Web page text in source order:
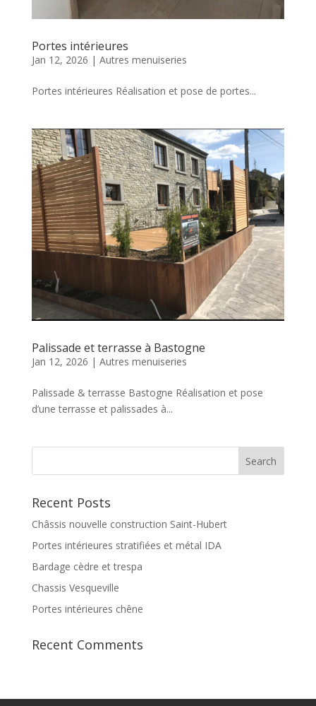
Portes intérieures
Jan 12, 2026 | Autres menuiseries
Portes intérieures Réalisation et pose de portes...
Palissade et terrasse à Bastogne
Jan 12, 2026 | Autres menuiseries
Palissade & terrasse Bastogne Réalisation et pose
d’une terrasse et palissades à...
Recent Posts
Châssis nouvelle construction Saint-Hubert
Portes intérieures stratifiées et métal IDA
Bardage cèdre et trespa
Chassis Vesqueville
Portes intérieures chêne
Recent Comments